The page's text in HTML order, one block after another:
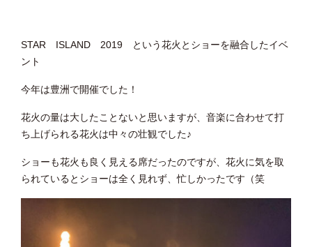
STAR ISLAND 2019 という花火とショーを融合したイベ
ント
今年は豊洲で開催でした！
花火の量は大したことないと思いますが、音楽に合わせて打
ち上げられる花火は中々の壮観でした♪
ショーも花火も良く見える席だったのですが、花火に気を取
られているとショーは全く見れず、忙しかったです（笑